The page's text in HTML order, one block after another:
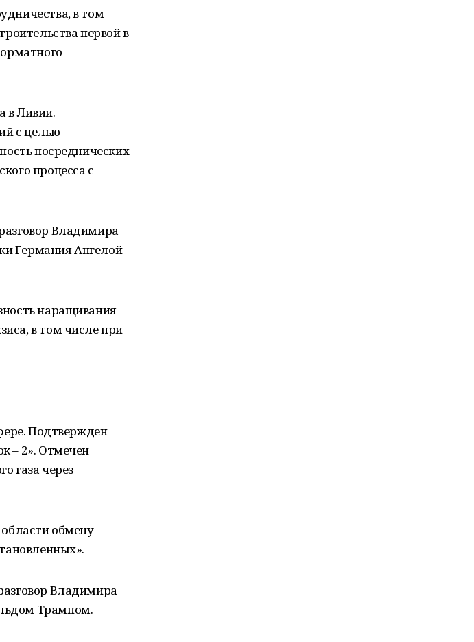
в том
первой в
в Ливии.
с целью
посреднических
процесса с
Владимира
Германия Ангелой
наращивания
в том числе при
Подтвержден
– 2». Отмечен
газа через
обмену
Владимира
Трампом.